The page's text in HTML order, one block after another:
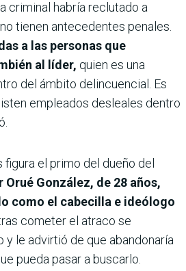
criminal habría reclutado a
tienen antecedentes penales.
a las personas que
al líder, quien es una
del ámbito delincuencial. Es
empleados desleales dentro
el primo del dueño del
González, de 28 años,
como el cabecilla e ideólogo
cometer el atraco se
le advirtió de que abandonaría
pueda pasar a buscarlo.